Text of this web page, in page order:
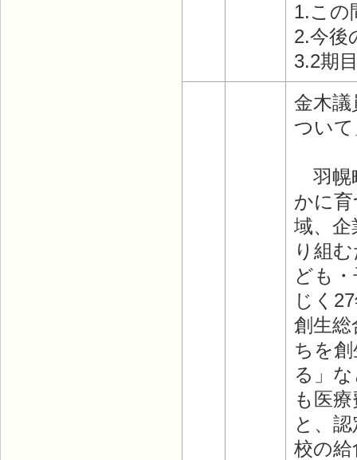
1.この
2.今後
3.2期
金木
つい
羽幌
かに
域、
り組
ども
じく
創生
ちを
る」
も医
と、
校の